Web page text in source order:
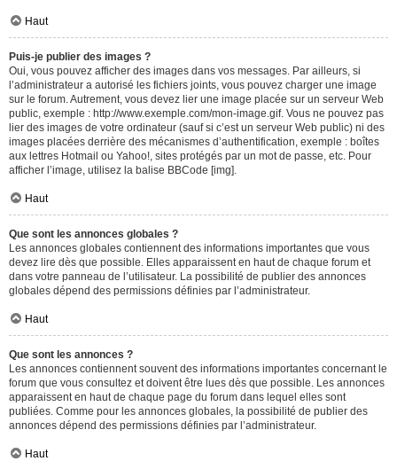
Haut
Puis-je publier des images ?
Oui, vous pouvez afficher des images dans vos messages. Par ailleurs, si
l’administrateur a autorisé les fichiers joints, vous pouvez charger une image
sur le forum. Autrement, vous devez lier une image placée sur un serveur Web
public, exemple : http://www.exemple.com/mon-image.gif. Vous ne pouvez pas
lier des images de votre ordinateur (sauf si c’est un serveur Web public) ni des
images placées derrière des mécanismes d’authentification, exemple : boîtes
aux lettres Hotmail ou Yahoo!, sites protégés par un mot de passe, etc. Pour
afficher l’image, utilisez la balise BBCode [img].
Haut
Que sont les annonces globales ?
Les annonces globales contiennent des informations importantes que vous
devez lire dès que possible. Elles apparaissent en haut de chaque forum et
dans votre panneau de l’utilisateur. La possibilité de publier des annonces
globales dépend des permissions définies par l’administrateur.
Haut
Que sont les annonces ?
Les annonces contiennent souvent des informations importantes concernant le
forum que vous consultez et doivent être lues dès que possible. Les annonces
apparaissent en haut de chaque page du forum dans lequel elles sont
publiées. Comme pour les annonces globales, la possibilité de publier des
annonces dépend des permissions définies par l’administrateur.
Haut